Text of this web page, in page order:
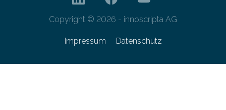
Copyright © 2026 - innoscripta AG
Impressum Datenschutz